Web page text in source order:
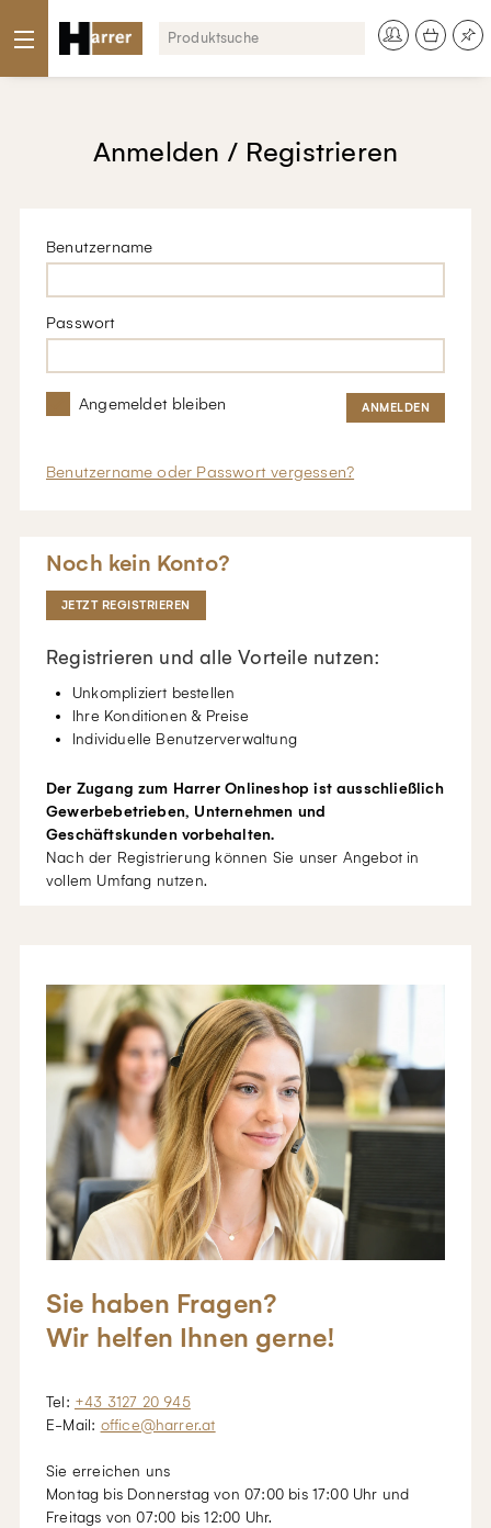
Anmelden / Registrieren
Benutzername
Passwort
Angemeldet bleiben
Benutzername oder Passwort vergessen?
Noch kein Konto?
JETZT REGISTRIEREN
Registrieren und alle Vorteile nutzen:
Unkompliziert bestellen
Ihre Konditionen & Preise
Individuelle Benutzerverwaltung
Der Zugang zum Harrer Onlineshop ist ausschließlich
Gewerbebetrieben, Unternehmen und
Geschäftskunden vorbehalten.
Nach der Registrierung können Sie unser Angebot in
vollem Umfang nutzen.
Sie haben Fragen?
Wir helfen Ihnen gerne!
Tel: +43 3127 20 945
E-Mail: office@harrer.at
Sie erreichen uns
Montag bis Donnerstag von 07:00 bis 17:00 Uhr und
Freitags von 07:00 bis 12:00 Uhr.